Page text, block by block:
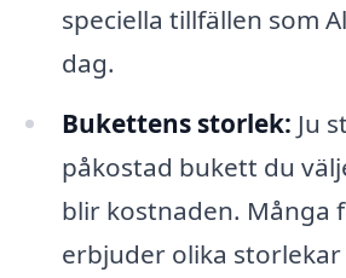
speciella tillfällen som
dag.
Bukettens storlek: Ju
påkostad bukett du
blir kostnaden. Många
erbjuder olika